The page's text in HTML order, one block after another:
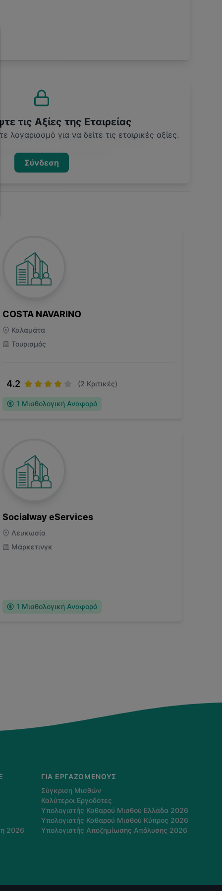
τις Αξίες της Εταιρείας
λογαριασμό για να δείτε τις εταιρικές αξίες.
Σύνδεση
COSTA NAVARINO
Καλαμάτα
Τουρισμός
4.2 (2 Κριτικές)
1 Μισθολογική Αναφορά
Socialway eServices
Λευκωσία
Μάρκετινγκ
1 Μισθολογική Αναφορά
2026
ΓΙΑ ΕΡΓΑΖΌΜΕΝΟΥΣ
Σύγκριση Μισθών
Καλύτεροι Εργοδότες
Υπολογιστής Καθαρού Μισθού Ελλάδα 2026
Υπολογιστής Καθαρού Μισθού Κύπρος 2026
Υπολογιστής Αποζημίωσης Απόλυσης 2026